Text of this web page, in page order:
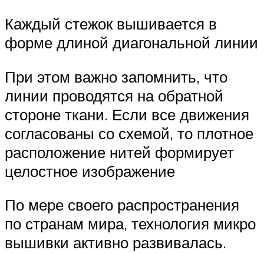
Каждый стежок вышивается в
форме длиной диагональной линии
При этом важно запомнить, что
линии проводятся на обратной
стороне ткани. Если все движения
согласованы со схемой, то плотное
расположение нитей формирует
целостное изображение
По мере своего распространения
по странам мира, технология микро
вышивки активно развивалась.